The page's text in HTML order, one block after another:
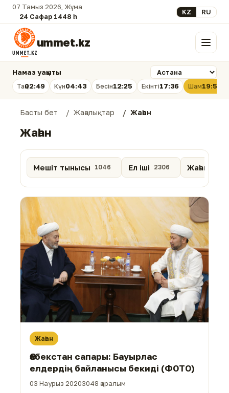
07 Тамыз 2026, Жұма
24 Сафар 1448 һ.
Select your
KZ RU
ummet.kz Мәзір
Намаз уақыты
Таң02:49 Күн04:43 Бесін12:25 Екінті17:36 Шам19:56
Басты бет Жаңалықтар Жаһан
Жаһан
Мешіт тынысы 1046 Ел іші 2306 Жаһан
Жаһан
Өзбекстан сапары: Бауырлас
елдердің байланысы бекиді (ФОТО)
03 Наурыз 20203048 қаралым